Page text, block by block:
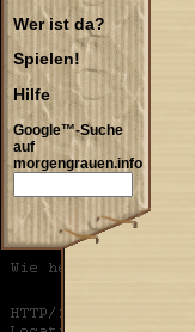
Wer ist da?
Spielen!
Hilfe
Google™-Suche
auf
morgengrauen.info